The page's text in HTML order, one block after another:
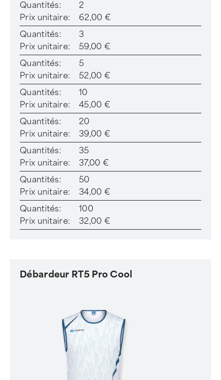
Quantités:
2
Prix unitaire:
62,00 €
Quantités:
3
Prix unitaire:
59,00 €
Quantités:
5
Prix unitaire:
52,00 €
Quantités:
10
Prix unitaire:
45,00 €
Quantités:
20
Prix unitaire:
39,00 €
Quantités:
35
Prix unitaire:
37,00 €
Quantités:
50
Prix unitaire:
34,00 €
Quantités:
100
Prix unitaire:
32,00 €
Débardeur RT5 Pro Cool